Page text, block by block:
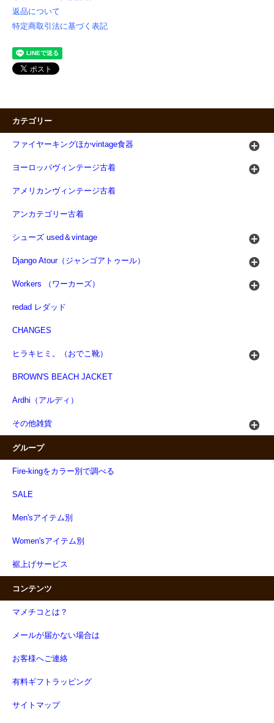
返品について
特定商取引法に基づく表記
カテゴリー
ファイヤーキングほかvintage食器
ヨーロッパヴィンテージ古着
アメリカンヴィンテージ古着
アンカテゴリー古着
シューズ used＆vintage
Django Atour（ジャンゴアトゥール）
Workers （ワーカーズ）
redad レダッド
CHANGES
ヒラキヒミ。（おでこ靴）
BROWN'S BEACH JACKET
Ardhi（アルディ）
その他雑貨
グループ
Fire-kingをカラー別で調べる
SALE
Men'sアイテム別
Women'sアイテム別
裾上げサービス
コンテンツ
マメチコとは？
メールが届かない場合は
お客様へご連絡
有料ギフトラッピング
サイトマップ